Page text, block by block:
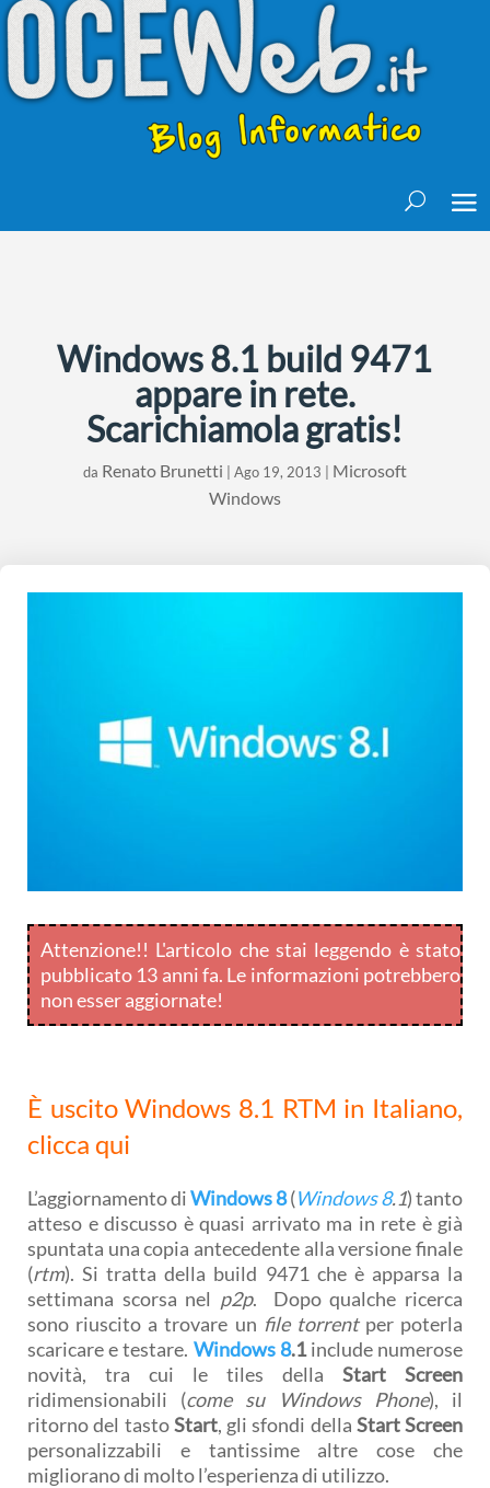
Windows 8.1 build 9471
appare in rete.
Scarichiamola gratis!
da Renato Brunetti Ago 19, 2013
Microsoft
Windows
Attenzione!! L'articolo che stai leggendo è stato
pubblicato 13 anni fa. Le informazioni potrebbero
non esser aggiornate!
È uscitoWindows 8.1 RTM in Italiano,
clicca qui
L’aggiornamento diWindows 8(Windows 8.1) tanto
atteso e discusso è quasi arrivato ma in rete è già
spuntata una copia antecedente alla versione finale
(rtm). Si tratta della build 9471 che è apparsa la
settimana scorsa nel p2p. Dopo qualche ricerca
sono riuscito a trovare un file torrentper poterla
scaricare e testare. Windows 8.1include numerose
novità, tra cui le tiles della Start Screen
ridimensionabili (come su Windows Phone), il
ritorno del tastoStart, gli sfondi della Start Screen
personalizzabili e tantissime altre cose che
migliorano di molto l’esperienza di utilizzo.